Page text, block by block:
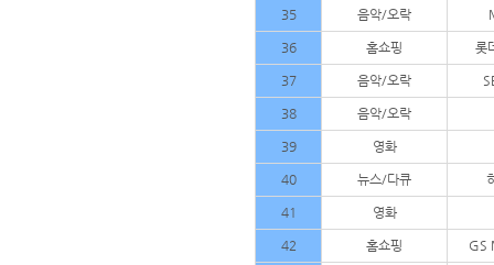
35 음악/오락
36 홈쇼핑 롯
37 음악/오락
38 음악/오락
39 영화
40 뉴스/다큐
41 영화
42 홈쇼핑 GS